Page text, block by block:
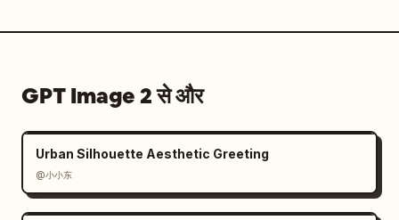
कोई यादृच्छिक अतिरिक्त लेबल, कोई वॉटरमार्क और कोई ब्राउज़र
क्रोम न हो।
GPT Image 2 से और
Urban Silhouette Aesthetic Greeting
@小小东